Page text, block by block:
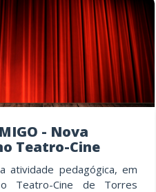
Teatro-Cine
atividade pedagógica, em
Teatro-Cine de Torres